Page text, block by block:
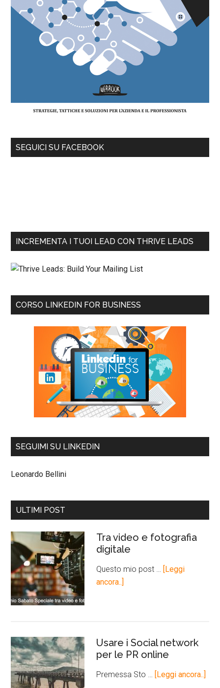
SEGUICI SU FACEBOOK
INCREMENTA I TUOI LEAD CON THRIVE LEADS
CORSO LINKEDIN FOR BUSINESS
SEGUIMI SU LINKEDIN
Leonardo Bellini
ULTIMI POST
Tra video e fotografia
digitale
Questo mio post …
[Leggi
ancora..]
Usare i Social network
per le PR online
Premessa Sto … [Leggi ancora..]